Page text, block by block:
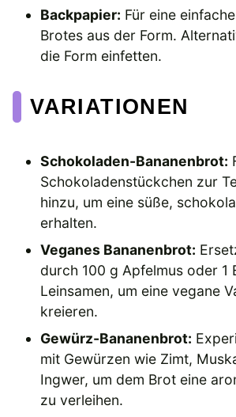
Backpapier: Für eine
Brotes aus der Form.
die Form einfetten.
VARIATIONEN
Schokoladen-Bananenbrot:
Schokoladenstückchen zur
hinzu, um eine süße,
erhalten.
Veganes Bananenbrot:
durch 100 g Apfelmus oder 1
Leinsamen, um eine vegane
kreieren.
Gewürz-Bananenbrot:
mit Gewürzen wie Zimt,
Ingwer, um dem Brot eine
zu verleihen.